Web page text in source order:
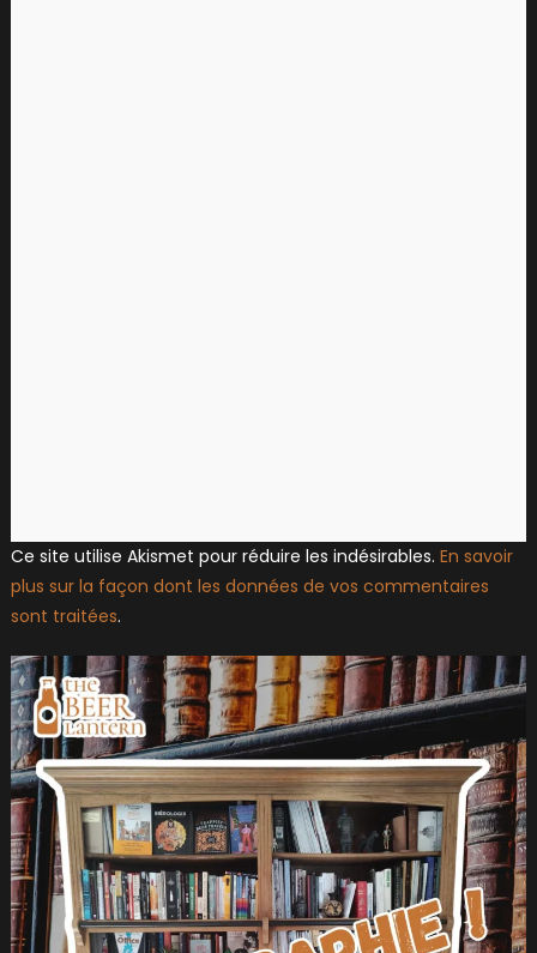
Ce site utilise Akismet pour réduire les indésirables. En savoir
plus sur la façon dont les données de vos commentaires
sont traitées.